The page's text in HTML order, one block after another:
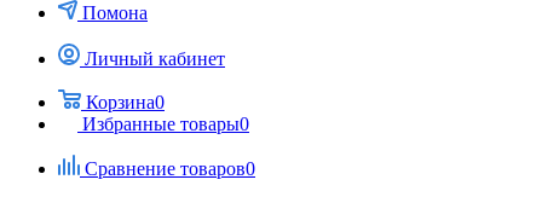
Помона
Личный кабинет
Корзина0
Избранные товары0
Сравнение товаров0